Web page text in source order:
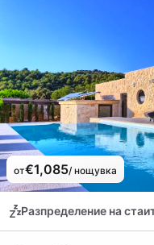
от€1,085/ нощувка
Разпределение на